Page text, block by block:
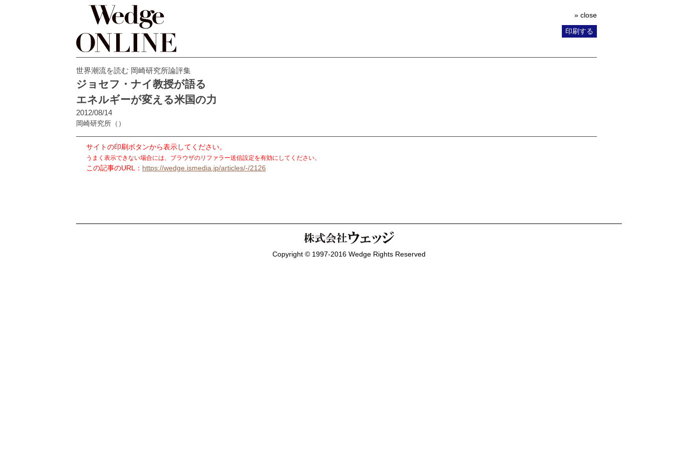
» close
印刷する
世界潮流を読む 岡崎研究所論評集
ジョセフ・ナイ教授が語る
エネルギーが変える米国の力
2012/08/14
岡崎研究所 （）
サイトの印刷ボタンから表示してください。
うまく表示できない場合には、ブラウザのリファラー送信設定を有効にしてください。
この記事のURL： https://wedge.ismedia.jp/articles/-/2126
Copyright © 1997-2016 Wedge Rights Reserved